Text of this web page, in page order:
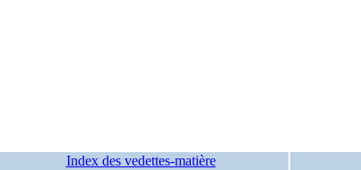
Index des vedettes-matière